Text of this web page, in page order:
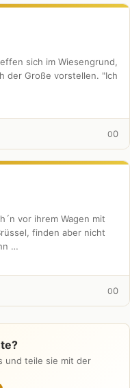
sich im Wiesengrund,
der Große vorstellen. "Ich
00
vor ihrem Wagen mit
finden aber nicht
…
00
und teile sie mit der